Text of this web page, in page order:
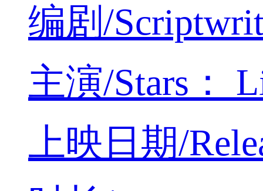
编剧/
主演/Stars：
上映日期/